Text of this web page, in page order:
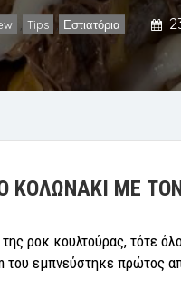
, Tips , Εστιατόρια
ΚΟΛΩΝΑΚΙ ΜΕ
της ροκ κουλτούρας, τότε
εμπνεύστηκε πρώτος